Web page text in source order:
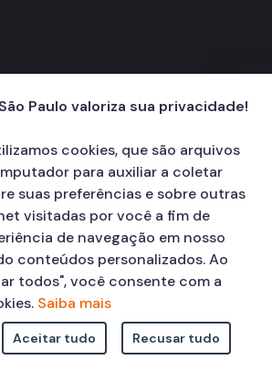
Municipal de São Paulo Viaduto do Cha,
- Centro - CEP: 01002-020
Paulo valoriza sua privacidade!
cookies, que são arquivos
para auxiliar a coletar
suas preferências e sobre outras
visitadas por você a fim de
de navegação em nosso
conteúdos personalizados. Ao
todos", você consente com a
Saiba mais
Aceitar tudo Recusar tudo